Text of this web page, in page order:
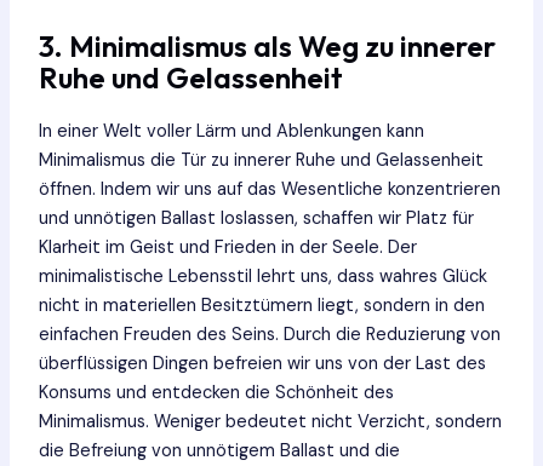
3. Minimalismus als Weg zu innerer
Ruhe und Gelassenheit
In einer Welt voller Lärm und Ablenkungen kann
Minimalismus die Tür zu innerer Ruhe und Gelassenheit
öffnen. Indem wir uns auf das Wesentliche konzentrieren
und unnötigen Ballast loslassen, schaffen wir Platz für
Klarheit im Geist und Frieden in der Seele. Der
minimalistische Lebensstil lehrt uns, dass wahres Glück
nicht in materiellen Besitztümern liegt, sondern in den
einfachen Freuden des Seins. Durch die Reduzierung von
überflüssigen Dingen befreien wir uns von der Last des
Konsums und entdecken die Schönheit des
Minimalismus. Weniger bedeutet nicht Verzicht, sondern
die Befreiung von unnötigem Ballast und die